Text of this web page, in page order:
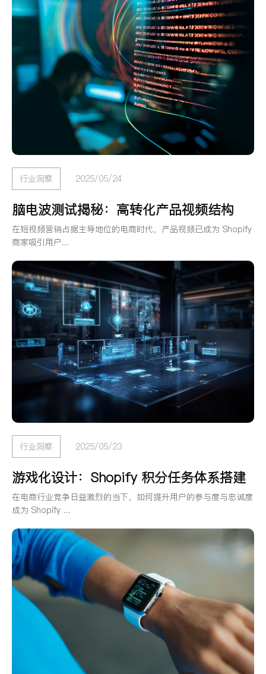
行业洞察 2025/05/24
脑电波测试揭秘：高转化产品视频结构
在短视频营销占据主导地位的电商时代，产品视频已成为 Shopify
商家吸引用户...
行业洞察 2025/05/23
游戏化设计：Shopify 积分任务体系搭建
在电商行业竞争日益激烈的当下，如何提升用户的参与度与忠诚度
成为 Shopify ...